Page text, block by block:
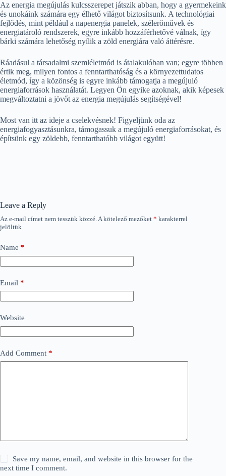
Az energia megújulás kulcsszerepet játszik abban, hogy a gyermekeink
és unokáink számára egy élhető világot biztosítsunk. A technológiai
fejlődés, mint például a napenergia panelek, szélerőművek és
energiatároló rendszerek, egyre inkább hozzáférhetővé válnak, így
bárki számára lehetőség nyílik a zöld energiára való áttérésre.
Ráadásul a társadalmi szemléletmód is átalakulóban van; egyre többen
értik meg, milyen fontos a fenntarthatóság és a környezettudatos
életmód, így a közönség is egyre inkább támogatja a megújuló
energiaforrások használatát. Legyen Ön egyike azoknak, akik képesek
megváltoztatni a jövőt az energia megújulás segítségével!
Most van itt az ideje a cselekvésnek! Figyeljünk oda az
energiafogyasztásunkra, támogassuk a megújuló energiaforrásokat, és
építsünk egy zöldebb, fenntarthatóbb világot együtt!
Leave a Reply
Az e-mail címet nem tesszük közzé.A kötelező mezőket * karakterrel
jelöltük
Name *
Email *
Website
Add Comment *
Save my name, email, and website in this browser for the
next time I comment.